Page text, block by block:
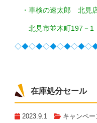
・車検の速太郎 北見
北見市並木町197－1
在庫処分セール
2023.9.1 キャンペー